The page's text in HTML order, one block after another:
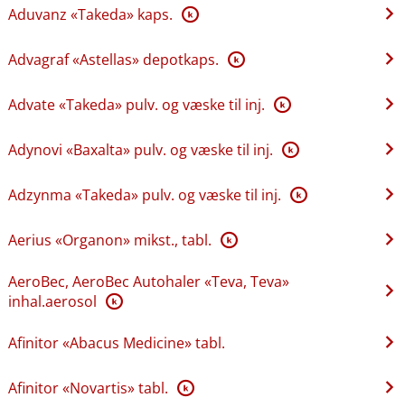
Aduvanz «Takeda» kaps. K
Advagraf «Astellas» depotkaps. K
Advate «Takeda» pulv. og væske til inj. K
Adynovi «Baxalta» pulv. og væske til inj. K
Adzynma «Takeda» pulv. og væske til inj. K
Aerius «Organon» mikst., tabl. K
AeroBec, AeroBec Autohaler «Teva, Teva»
inhal.aerosol K
Afinitor «Abacus Medicine» tabl.
Afinitor «Novartis» tabl. K